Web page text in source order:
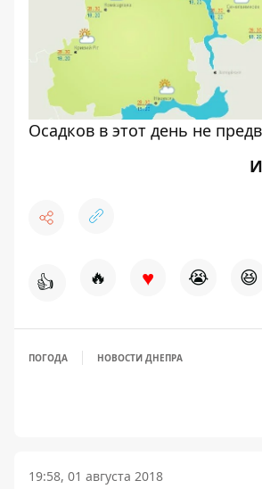
Осадков в этот день не
👍 🔥 ♥ 😭 😆
ПОГОДА НОВОСТИ ДНЕПРА
19:58, 01 августа 2018